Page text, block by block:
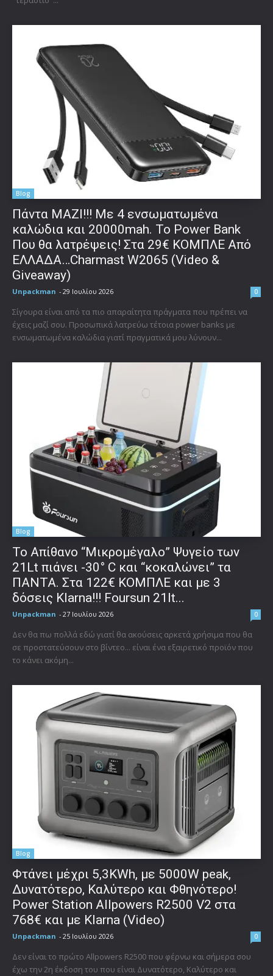
Blog
Πάντα ΜΑΖΙ!!! Με 4 ενσωματωμένα
καλώδια και 20000mah. Το Power Bank
Που θα λατρέψεις! Στα 29€ ΚΟΜΠΛΕ Από
ΕΛΛΑΔΑ…Charmast W2065 (Video &
Giveaway)
Unpackman - 29 Ιουλίου 2026 0
Σίγουρα είναι από τα πιο απαραίτητα πράγματα που πρέπει να
έχεις μαζί σου. Προσωπικά λατρεύω τέτοια power banks με
ενσωματωμένα καλώδια γιατί πραγματικά μου λύνουν...
Blog
Το Απίθανο “Μικρομέγαλο” Ψυγείο των
21Lt πιάνει -30° C και “κοκαλώνει” τα
ΠΑΝΤΑ. Στα 122€ ΚΟΜΠΛΕ και με 3
δόσεις Klarna!!! Foursun 21lt...
Unpackman - 27 Ιουλίου 2026 0
Δεν θα πω πολλά εδώ γιατί θα ακούσεις αρκετά χρήσιμα που θα
σε προστατεύσουν στο βίντεο... είναι ένα εξαιρετικό προϊόν που
το κάνει ακόμη...
Blog
Φτάνει μέχρι 5,3KWh, με 5000W peak,
Δυνατότερο, Καλύτερο και Φθηνότερο!
Power Station Allpowers R2500 V2 στα
768€ και με Klarna (Video)
Unpackman - 25 Ιουλίου 2026 0
Δεν είναι το πρώτο Allpowers R2500 που φέρνω και σήμερα σου
έχω την 2η έκδοση του που είναι Δυνατότερο, Καλύτερο και